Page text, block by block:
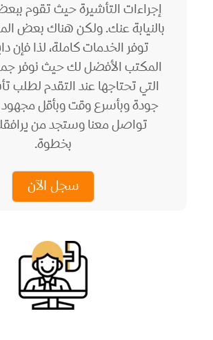
إجراءات التأشيرة حيث تقوم
بالنيابة عنك. ولكن هناك بعض
توفر الخدمات كاملة، لذا فإن
المكتب الأفضل لك حيث نوفر
التي تحتاجها عند التقدم لطلب
جودة وبأسرع وقت وبأقل
تواصل معنا وستجد من
بخطوة.
سجل الآن